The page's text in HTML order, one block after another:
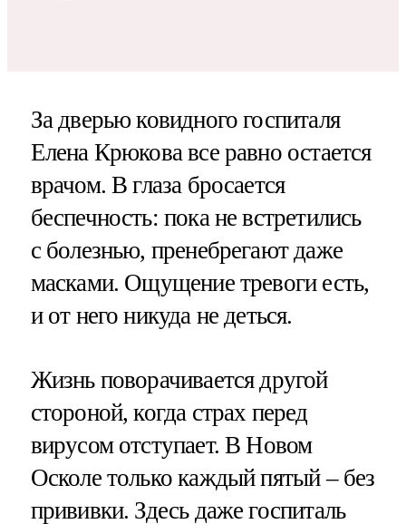
За дверью ковидного госпиталя
Елена Крюкова все равно остается
врачом. В глаза бросается
беспечность: пока не встретились
с болезнью, пренебрегают даже
масками. Ощущение тревоги есть,
и от него никуда не деться.
Жизнь поворачивается другой
стороной, когда страх перед
вирусом отступает. В Новом
Осколе только каждый пятый – без
прививки. Здесь даже госпиталь